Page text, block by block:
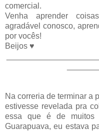
comercial .
Venha aprender
agradável conosco,
por vocês!
Beijos ♥
Na correria de terminar a
estivesse revelada pra
essa que é de muitos
Guarapuava, eu estava